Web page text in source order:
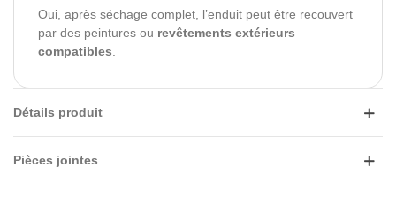
Oui, après séchage complet, l’enduit peut être recouvert
par des peintures ou revêtements extérieurs
compatibles.
Détails produit
Pièces jointes